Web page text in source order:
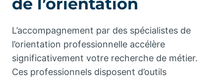
L’accompagnement par des spécialistes de
l’orientation professionnelle accélère
significativement votre recherche de métier.
Ces professionnels disposent d’outils